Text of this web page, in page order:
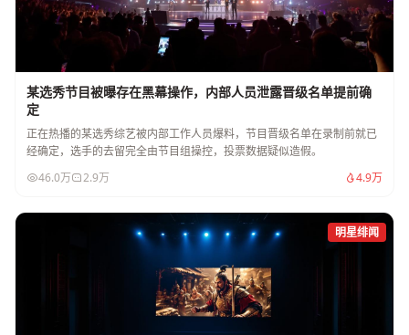
某选秀节目被曝存在黑幕操作，内部人员泄露晋级名单提前确
定
正在热播的某选秀综艺被内部工作人员爆料，节目晋级名单在录制前就已
经确定，选手的去留完全由节目组操控，投票数据疑似造假。
46.0万
2.9万 4.9万
明星绯闻